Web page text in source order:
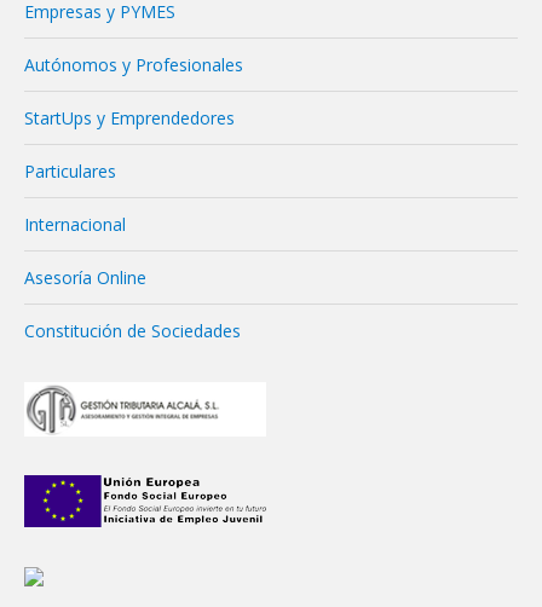
Empresas y PYMES
Autónomos y Profesionales
StartUps y Emprendedores
Particulares
Internacional
Asesoría Online
Constitución de Sociedades